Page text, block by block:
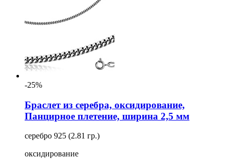
-25%
Браслет из серебра, оксидирование,
Панцирное плетение, ширина 2,5 мм
серебро 925 (2.81 гр.)
оксидирование